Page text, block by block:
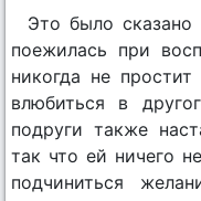
Это было
поежилась при
никогда не
влюбиться в
подруги также
так что ей ничего
подчиниться